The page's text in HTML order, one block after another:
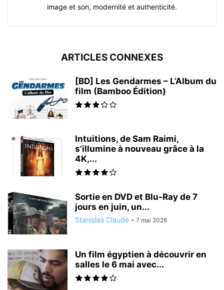
image et son, modernité et authenticité.
ARTICLES CONNEXES
[BD] Les Gendarmes – L’Album du
film (Bamboo Édition)
Intuitions, de Sam Raimi,
s’illumine à nouveau grâce à la
4K,...
Sortie en DVD et Blu-Ray de 7
jours en juin, un...
Stanislas Claude - 7 mai 2026
Un film égyptien à découvrir en
salles le 6 mai avec...